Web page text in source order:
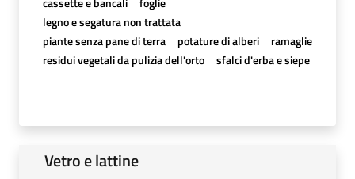
legno e segatura non trattata
piante senza pane di terra
potature di alberi
ramaglie
residui vegetali da pulizia dell'orto
sfalci d'erba e siepe
Vetro e lattine